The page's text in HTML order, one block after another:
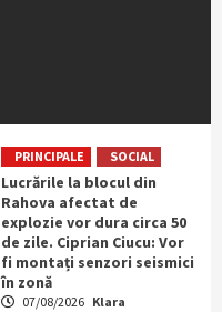
PRINCIPALE SOCIAL
Lucrările la blocul din
Rahova afectat de
explozie vor dura circa 50
de zile. Ciprian Ciucu: Vor
fi montați senzori seismici
în zonă
07/08/2026 Klara